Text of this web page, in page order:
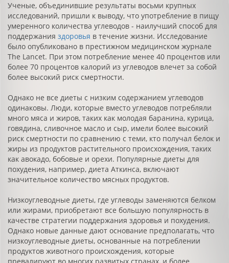
Ученые, объединившие результаты восьми крупных
исследований, пришли к выводу, что употребление в пищу
умеренного количества углеводов - наилучший способ для
поддержания здоровья в течение жизни. Исследование
было опубликовано в престижном медицинском журнале
The Lancet. При этом потребление менее 40 процентов или
более 70 процентов калорий из углеводов влечет за собой
более высокий риск смертности.
Однако не все диеты с низким содержанием углеводов
одинаковы. Люди, которые вместо углеводов потребляли
много мяса и жиров, таких как молодая баранина, курица,
говядина, сливочное масло и сыр, имели более высокий
риск смертности по сравнению с теми, кто получал белок и
жиры из продуктов растительного происхождения, таких
как авокадо, бобовые и орехи. Популярные диеты для
похудения, например, диета Аткинса, включают
значительное количество мясных продуктов.
Низкоуглеводные диеты, где углеводы заменяются белком
или жирами, приобретают все большую популярность в
качестве стратегии поддержания здоровья и похудения.
Однако новые данные дают основание предполагать, что
низкоуглеводные диеты, основанные на потреблении
продуктов животного происхождения, которые